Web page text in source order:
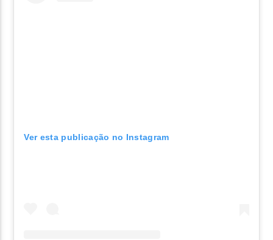
Ver esta publicação no Instagram